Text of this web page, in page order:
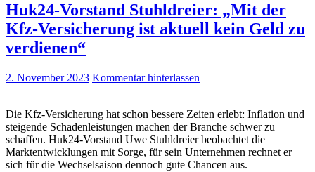
Huk24-Vorstand Stuhldreier: „Mit der
Kfz-Versicherung ist aktuell kein Geld zu
verdienen“
2. November 2023 Kommentar hinterlassen
Die Kfz-Versicherung hat schon bessere Zeiten erlebt: Inflation und
steigende Schadenleistungen machen der Branche schwer zu
schaffen. Huk24-Vorstand Uwe Stuhldreier beobachtet die
Marktentwicklungen mit Sorge, für sein Unternehmen rechnet er
sich für die Wechselsaison dennoch gute Chancen aus.